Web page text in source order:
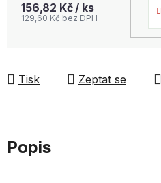
156,82 Kč / ks
129,60 Kč bez DPH
Tisk Zeptat se
Popis